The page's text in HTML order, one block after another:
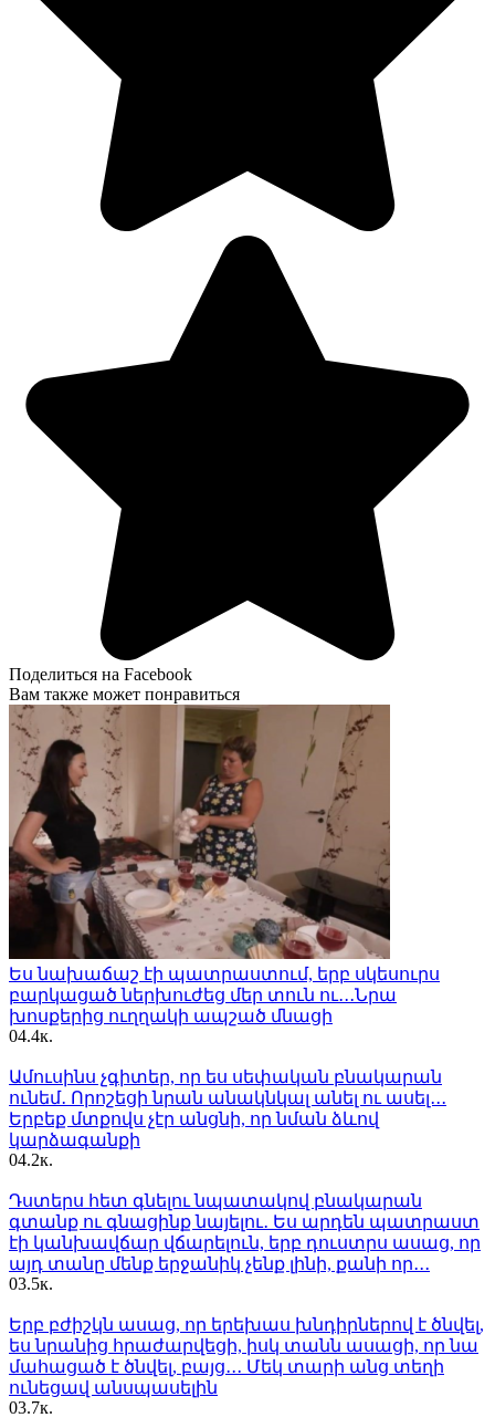
Поделиться на Facebook
Вам также может понравиться
Ես նախաճաշ էի պատրաստում, երբ սկեսուրս
բարկացած ներխուժեց մեր տուն ու․․․Նրա
խոսքերից ուղղակի ապշած մնացի
04.4к.
Ամուսինս չգիտեր, որ ես սեփական բնակարան
ունեմ․ Որոշեցի նրան անակնկալ անել ու ասել․․․
Երբեք մտքովս չէր անցնի, որ նման ձևով
կարձագանքի
04.2к.
Դստերս հետ գնելու նպատակով բնակարան
գտանք ու գնացինք նայելու․ Ես արդեն պատրաստ
էի կանխավճար վճարելուն, երբ դուստրս ասաց, որ
այդ տանը մենք երջանիկ չենք լինի, քանի որ․․․
03.5к.
Երբ բժիշկն ասաց, որ երեխաս խնդիրներով է ծնվել,
ես նրանից հրաժարվեցի, իսկ տանն ասացի, որ նա
մահացած է ծնվել, բայց․․․ Մեկ տարի անց տեղի
ունեցավ անսպասելին
03.7к.